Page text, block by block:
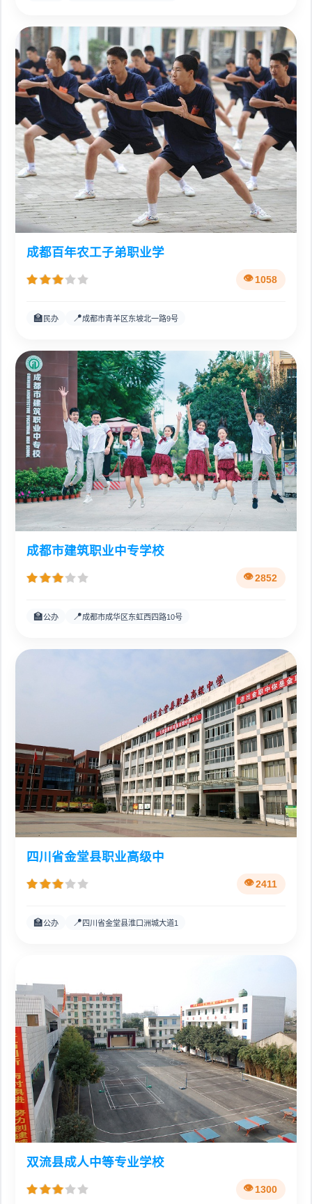
成都百年农工子弟职业学
1058
🏫 民办 📍成都市青羊区东坡北一路9号
成都市建筑职业中专学校
2852
🏫公办 📍成都市成华区东虹西四路10号
四川省金堂县职业高级中
2411
🏫公办 📍四川省金堂县淮口洲城大道1
双流县成人中等专业学校
1300